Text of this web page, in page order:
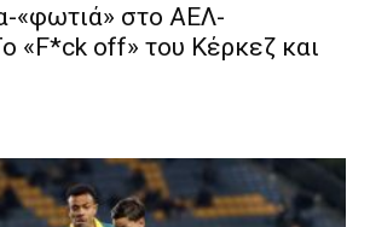
«φωτιά» στο ΑΕΛ-
«F*ck off» του Κέρκεζ και